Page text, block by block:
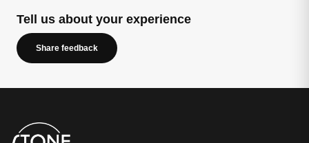
Tell us about your experience
Share feedback